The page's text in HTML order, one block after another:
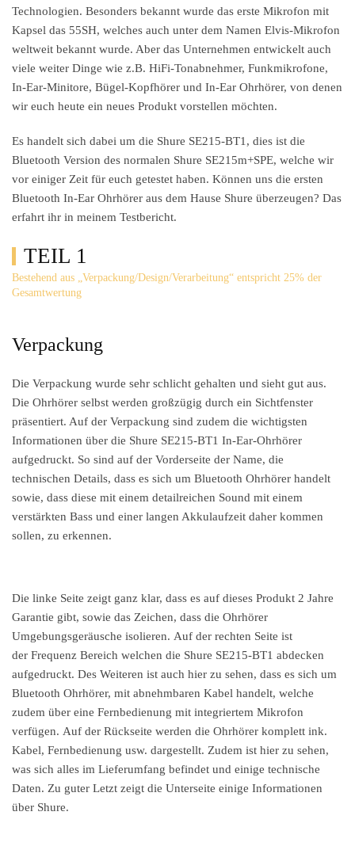
Technologien. Besonders bekannt wurde das erste Mikrofon mit
Kapsel das 55SH, welches auch unter dem Namen Elvis-Mikrofon
weltweit bekannt wurde. Aber das Unternehmen entwickelt auch
viele weiter Dinge wie z.B. HiFi-Tonabnehmer, Funkmikrofone,
In-Ear-Minitore, Bügel-Kopfhörer und In-Ear Ohrhörer, von denen
wir euch heute ein neues Produkt vorstellen möchten.
Es handelt sich dabei um die Shure SE215-BT1, dies ist die
Bluetooth Version des normalen Shure SE215m+SPE, welche wir
vor einiger Zeit für euch getestet haben. Können uns die ersten
Bluetooth In-Ear Ohrhörer aus dem Hause Shure überzeugen? Das
erfahrt ihr in meinem Testbericht.
TEIL 1
Bestehend aus „Verpackung/Design/Verarbeitung“ entspricht 25% der
Gesamtwertung
Verpackung
Die Verpackung wurde sehr schlicht gehalten und sieht gut aus.
Die Ohrhörer selbst werden großzügig durch ein Sichtfenster
präsentiert. Auf der Verpackung sind zudem die wichtigsten
Informationen über die Shure SE215-BT1 In-Ear-Ohrhörer
aufgedruckt. So sind auf der Vorderseite der Name, die
technischen Details, dass es sich um Bluetooth Ohrhörer handelt
sowie, dass diese mit einem detailreichen Sound mit einem
verstärkten Bass und einer langen Akkulaufzeit daher kommen
sollen, zu erkennen.
Die linke Seite zeigt ganz klar, dass es auf dieses Produkt 2 Jahre
Garantie gibt, sowie das Zeichen, dass die Ohrhörer
Umgebungsgeräusche isolieren. Auf der rechten Seite ist
der Frequenz Bereich welchen die Shure SE215-BT1 abdecken
aufgedruckt. Des Weiteren ist auch hier zu sehen, dass es sich um
Bluetooth Ohrhörer, mit abnehmbaren Kabel handelt, welche
zudem über eine Fernbedienung mit integriertem Mikrofon
verfügen. Auf der Rückseite werden die Ohrhörer komplett ink.
Kabel, Fernbedienung usw. dargestellt. Zudem ist hier zu sehen,
was sich alles im Lieferumfang befindet und einige technische
Daten. Zu guter Letzt zeigt die Unterseite einige Informationen
über Shure.